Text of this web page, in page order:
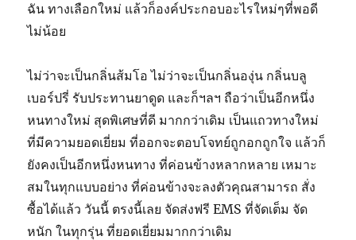
ฉัน ทางเลือกใหม่ แล้วก็องค์ประกอบอะไรใหม่ๆที่พอดี
ไม่น้อย
ไม่ว่าจะเป็นกลิ่นส้มโอ ไม่ว่าจะเป็นกลิ่นองุ่น กลิ่นบลู
เบอร์ปรี่ รับประทานยาดูด และก็ฯลฯ ถือว่าเป็นอีกหนึ่ง
หนทางใหม่ สุดพิเศษที่ดี มากกว่าเดิม เป็นแถวทางใหม่
ที่มีความยอดเยี่ยม ที่ออกจะตอบโจทย์ถูกอกถูกใจ แล้วก็
ยังคงเป็นอีกหนึ่งหนทาง ที่ค่อนข้างหลากหลาย เหมาะ
สมในทุกแบบอย่าง ที่ค่อนข้างจะลงตัวคุณสามารถ สั่ง
ซื้อได้แล้ว วันนี้ ตรงนี้เลย จัดส่งฟรี EMS ที่จัดเต็ม จัด
หนัก ในทุกรุ่น ที่ยอดเยี่ยมมากกว่าเดิม